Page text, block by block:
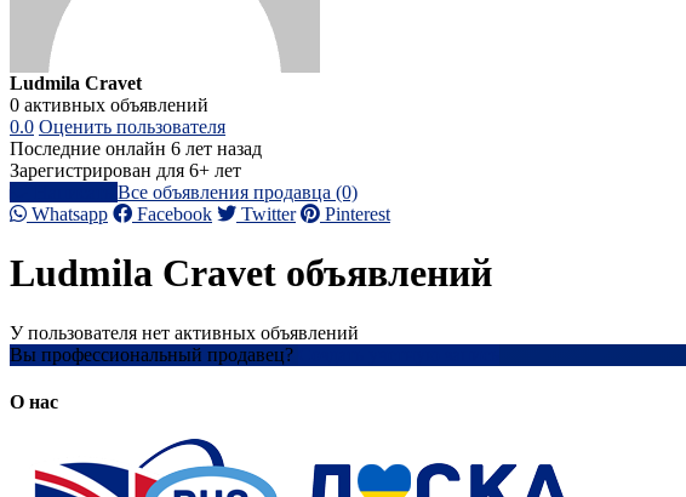
Ludmila Cravet
0 активных объявлений
0.0 Оценить пользователя
Последние онлайн 6 лет назад
Зарегистрирован для 6+ лет
Все объявления продавца (0)
Whatsapp
Facebook Twitter Pinterest
Ludmila Cravet объявлений
У пользователя нет активных объявлений
Вы профессиональный продавец?
О нас